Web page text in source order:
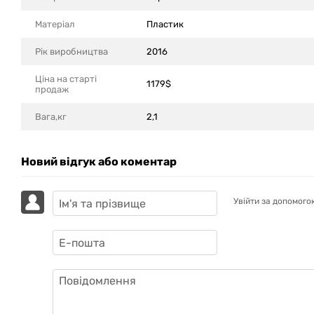
Матеріал Пластик
Рік виробництва 2016
Ціна на старті
продаж
1179$
Вага,кг 2,1
Новий відгук або коментар
Увійти за